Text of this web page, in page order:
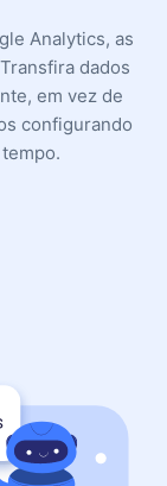
Analytics, as
dados
em vez de
configurando